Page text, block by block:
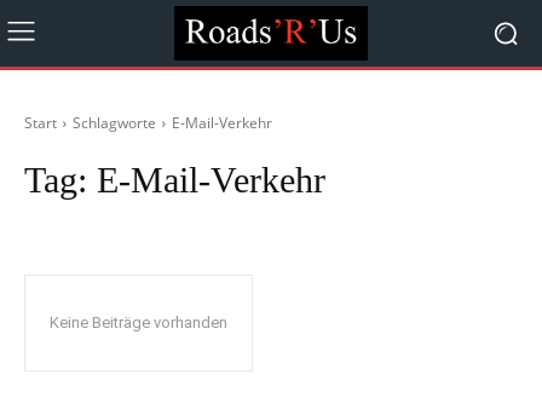
Start Schlagworte E-Mail-Verkehr
Tag: E-Mail-Verkehr
Keine Beiträge vorhanden